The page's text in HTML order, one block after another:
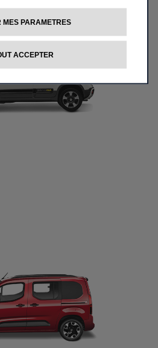
MES PARAMETRES
ACCEPTER